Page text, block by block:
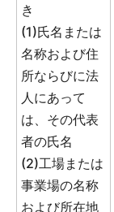
き
(1)氏名または
名称および住
所ならびに法
人にあって
は、その代表
者の氏名
(2)工場または
事業場の名称
および所在地